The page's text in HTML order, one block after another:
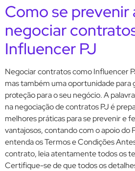
Como se prevenir
negociar
Influencer PJ
Negociar contratos como Influencer
mas também uma oportunidade para
proteção para o seu negócio. A
na negociação de contratos PJ é
melhores práticas para se prevenir e
vantajosos, contando com o apoio do
entenda os Termos e Condições
contrato, leia atentamente todos os
Certifique-se de que todos os